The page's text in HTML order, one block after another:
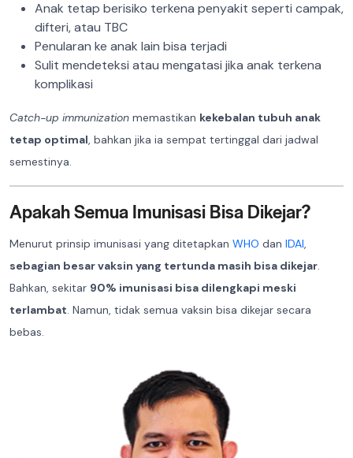
Anak tetap berisiko terkena penyakit seperti campak,
difteri, atau TBC
Penularan ke anak lain bisa terjadi
Sulit mendeteksi atau mengatasi jika anak terkena
komplikasi
Catch-up immunization memastikan kekebalan tubuh anak
tetap optimal , bahkan jika ia sempat tertinggal dari jadwal
semestinya.
Apakah Semua Imunisasi Bisa Dikejar?
Menurut prinsip imunisasi yang ditetapkan WHO dan IDAI
sebagian besar vaksin yang tertunda masih bisa dikejar
Bahkan, sekitar 90% imunisasi bisa dilengkapi meski
terlambat . Namun, tidak semua vaksin bisa dikejar secara
bebas.